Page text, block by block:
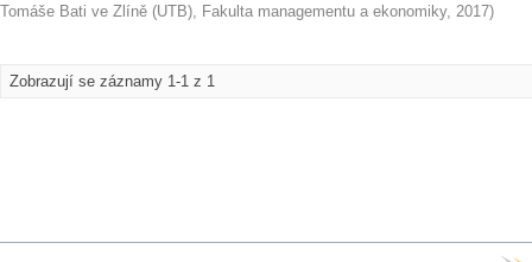
Tomáše Bati ve Zlíně (UTB), Fakulta managementu a ekonomiky, 2017)
Zobrazují se záznamy 1-1 z 1